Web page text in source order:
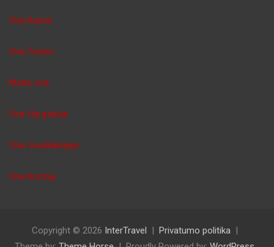
Orai Kaune
Orai Tunise
Malta orai
Orai Hurgadoje
Orai Juodkalnijoje
Orai Kretoje
Copyright © 2026 InterTravel
Privatumo politika